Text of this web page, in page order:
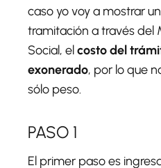
caso yo voy a mostrar
tramitación a través del
Social, elcosto del
exonerado, por lo que
sólo peso.
PASO 1
El primer paso es